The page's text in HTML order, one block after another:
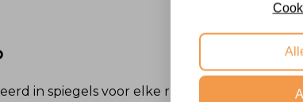
in spiegels voor elke ruimte in huis. Van